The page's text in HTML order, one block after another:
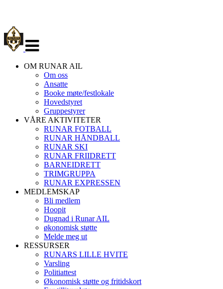
navigasjon
OM RUNAR AIL
Om oss
Ansatte
Booke møte/festlokale
Hovedstyret
Gruppestyrer
VÅRE AKTIVITETER
RUNAR FOTBALL
RUNAR HÅNDBALL
RUNAR SKI
RUNAR FRIIDRETT
BARNEIDRETT
TRIMGRUPPA
RUNAR EXPRESSEN
MEDLEMSKAP
Bli medlem
Hoopit
Dugnad i Runar AIL
økonomisk støtte
Melde meg ut
RESSURSER
RUNARS LILLE HVITE
Varsling
Politiattest
Økonomisk støtte og fritidskort